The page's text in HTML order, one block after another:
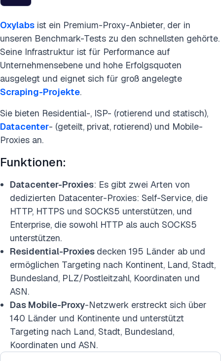
Oxylabs ist ein Premium-Proxy-Anbieter, der in
unseren Benchmark-Tests zu den schnellsten gehörte.
Seine Infrastruktur ist für Performance auf
Unternehmensebene und hohe Erfolgsquoten
ausgelegt und eignet sich für groß angelegte
Scraping-Projekte.
Sie bieten Residential-, ISP- (rotierend und statisch),
Datacenter- (geteilt, privat, rotierend) und Mobile-
Proxies an.
Funktionen:
Datacenter-Proxies: Es gibt zwei Arten von
dedizierten Datacenter-Proxies: Self-Service, die
HTTP, HTTPS und SOCKS5 unterstützen, und
Enterprise, die sowohl HTTP als auch SOCKS5
unterstützen.
Residential-Proxies decken 195 Länder ab und
ermöglichen Targeting nach Kontinent, Land, Stadt,
Bundesland, PLZ/Postleitzahl, Koordinaten und
ASN.
Das Mobile-Proxy-Netzwerk erstreckt sich über
140 Länder und Kontinente und unterstützt
Targeting nach Land, Stadt, Bundesland,
Koordinaten und ASN.